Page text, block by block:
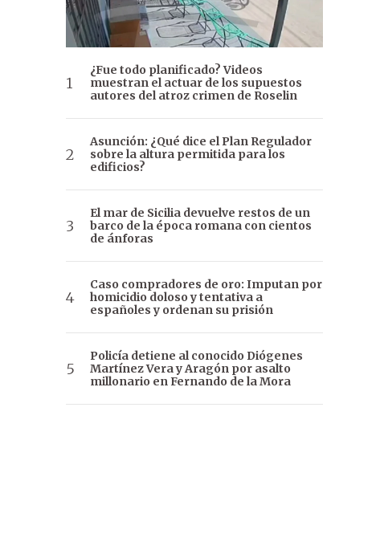
¿Fue todo planificado? Videos
muestran el actuar de los supuestos
autores del atroz crimen de Roselin
Asunción: ¿Qué dice el Plan Regulador
sobre la altura permitida para los
edificios?
El mar de Sicilia devuelve restos de un
barco de la época romana con cientos
de ánforas
Caso compradores de oro: Imputan por
homicidio doloso y tentativa a
españoles y ordenan su prisión
Policía detiene al conocido Diógenes
Martínez Vera y Aragón por asalto
millonario en Fernando de la Mora